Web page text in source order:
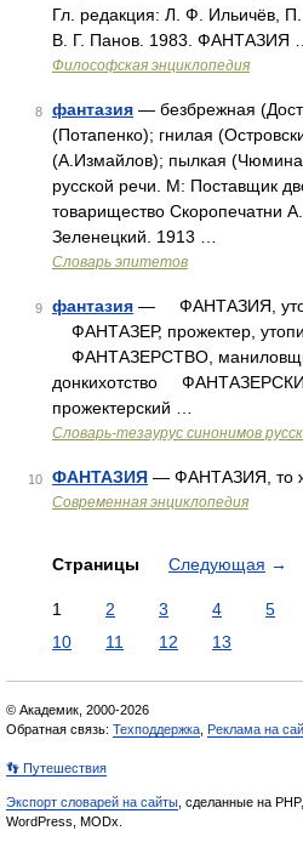
Гл. редакция: Л. Ф. Ильичёв,
В. Г. Панов. 1983. ФАНТАЗИЯ …
Философская энциклопедия
8 фантазия — безбрежная
(Потапенко); гнилая
(А.Измайлов); пылкая
русской речи. М: Поставщик
товарищество Скоропечатни
Зеленецкий. 1913 …
Словарь эпитетов
9 фантазия — ФАНТАЗИЯ,
ФАНТАЗЕР, прожектер,
ФАНТАЗЕРСТВО,
донкихотство
прожектерский …
Словарь-тезаурус синонимов
10 ФАНТАЗИЯ — ФАНТАЗИЯ, то
Современная энциклопедия
Страницы Следующая →
1 2 3 4 5
10
11 12 13
© Академик, 2000-2026
Обратная связь: Техподдержка Реклама на
👣 Путешествия
Экспорт словарей на сайты , сделанные на PHP,
WordPress, MODx.